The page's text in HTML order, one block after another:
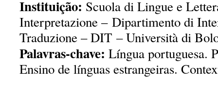
Instituição: Scuola di Lingue e
Interpretazione – Dipartimento di
Traduzione – DIT – Università di
Palavras-chave: Língua portuguesa.
Ensino de línguas estrangeiras.